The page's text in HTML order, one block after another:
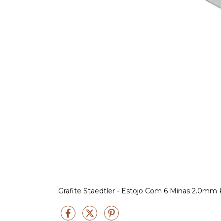
Grafite Staedtler - Estojo Com 6 Minas 2.0mm